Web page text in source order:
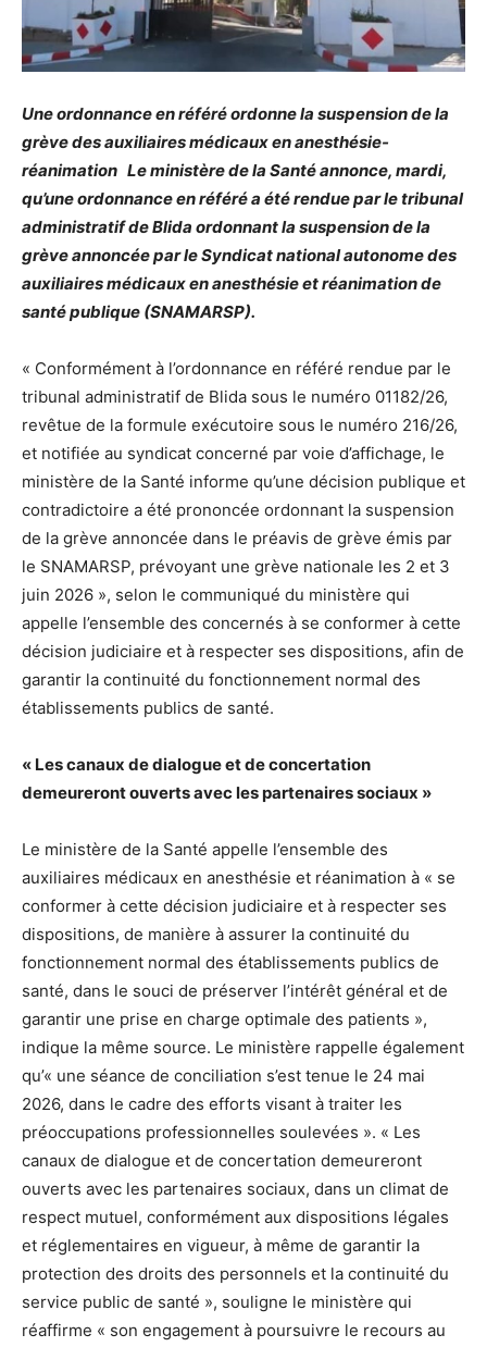
Une ordonnance en référé ordonne la suspension de la
grève des auxiliaires médicaux en anesthésie-
réanimation Le ministère de la Santé annonce, mardi,
qu’une ordonnance en référé a été rendue par le tribunal
administratif de Blida ordonnant la suspension de la
grève annoncée par le Syndicat national autonome des
auxiliaires médicaux en anesthésie et réanimation de
santé publique (SNAMARSP).
« Conformément à l’ordonnance en référé rendue par le
tribunal administratif de Blida sous le numéro 01182/26,
revêtue de la formule exécutoire sous le numéro 216/26,
et notifiée au syndicat concerné par voie d’affichage, le
ministère de la Santé informe qu’une décision publique et
contradictoire a été prononcée ordonnant la suspension
de la grève annoncée dans le préavis de grève émis par
le SNAMARSP, prévoyant une grève nationale les 2 et 3
juin 2026 », selon le communiqué du ministère qui
appelle l’ensemble des concernés à se conformer à cette
décision judiciaire et à respecter ses dispositions, afin de
garantir la continuité du fonctionnement normal des
établissements publics de santé.
« Les canaux de dialogue et de concertation
demeureront ouverts avec les partenaires sociaux »
Le ministère de la Santé appelle l’ensemble des
auxiliaires médicaux en anesthésie et réanimation à « se
conformer à cette décision judiciaire et à respecter ses
dispositions, de manière à assurer la continuité du
fonctionnement normal des établissements publics de
santé, dans le souci de préserver l’intérêt général et de
garantir une prise en charge optimale des patients »,
indique la même source. Le ministère rappelle également
qu’« une séance de conciliation s’est tenue le 24 mai
2026, dans le cadre des efforts visant à traiter les
préoccupations professionnelles soulevées ». « Les
canaux de dialogue et de concertation demeureront
ouverts avec les partenaires sociaux, dans un climat de
respect mutuel, conformément aux dispositions légales
et réglementaires en vigueur, à même de garantir la
protection des droits des personnels et la continuité du
service public de santé », souligne le ministère qui
réaffirme « son engagement à poursuivre le recours au